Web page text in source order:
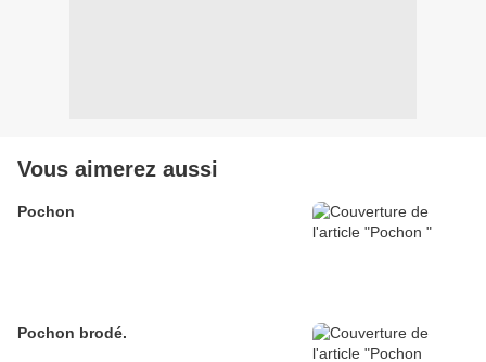
Vous aimerez aussi
Pochon
Pochon brodé.